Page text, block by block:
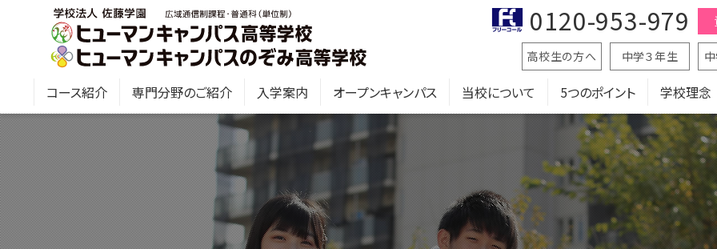
コース紹介 専門分野のご紹介 入学案内 オープンキャンパス 当校について 5つのポイント 学校理念
高校生の方へ 中学３年生
0120-953-979